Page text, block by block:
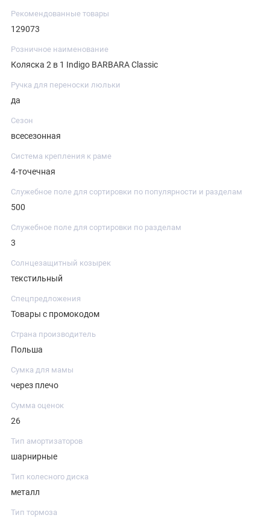
Рекомендованные товары
129073
Розничное наименование
Коляска 2 в 1 Indigo BARBARA Classic
Ручка для переноски люльки
да
Сезон
всесезонная
Система крепления к раме
4-точечная
Служебное поле для сортировки по популярности и разделам
500
Служебное поле для сортировки по разделам
3
Солнцезащитный козырек
текстильный
Спецпредложения
Товары с промокодом
Страна производитель
Польша
Сумка для мамы
через плечо
Сумма оценок
26
Тип амортизаторов
шарнирные
Тип колесного диска
металл
Тип тормоза